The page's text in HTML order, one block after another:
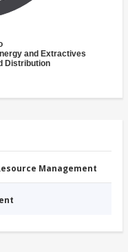
and Extractives
Distribution
Management